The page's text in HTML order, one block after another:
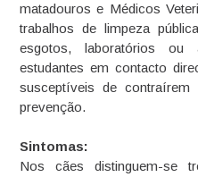
matadouros e Médicos
trabalhos de limpeza
esgotos, laboratórios
estudantes em contacto
susceptíveis de
prevenção.
Sintomas:
Nos cães distinguem-se